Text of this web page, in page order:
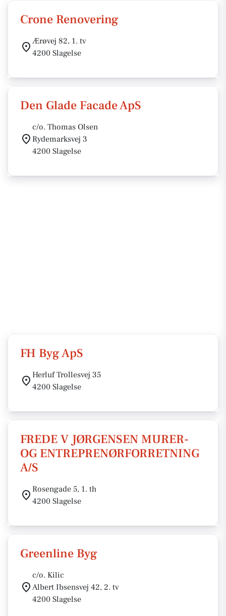
Crone Renovering
Ærøvej 82, 1. tv
4200 Slagelse
Den Glade Facade ApS
c/o. Thomas Olsen
Rydemarksvej 3
4200 Slagelse
FH Byg ApS
Herluf Trollesvej 35
4200 Slagelse
FREDE V JØRGENSEN MURER-
OG ENTREPRENØRFORRETNING
A/S
Rosengade 5, 1. th
4200 Slagelse
Greenline Byg
c/o. Kilic
Albert Ibsensvej 42, 2. tv
4200 Slagelse